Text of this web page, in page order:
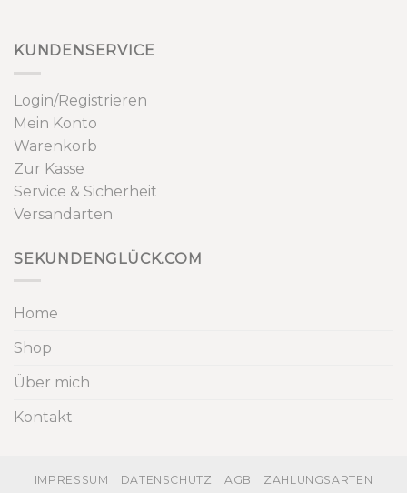
KUNDENSERVICE
Login/Registrieren
Mein Konto
Warenkorb
Zur Kasse
Service & Sicherheit
Versandarten
SEKUNDENGLÜCK.COM
Home
Shop
Über mich
Kontakt
IMPRESSUM DATENSCHUTZ AGB ZAHLUNGSARTEN